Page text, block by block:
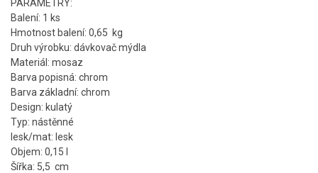
PARAMETRY:
Balení: 1 ks
Hmotnost balení: 0,65 kg
Druh výrobku: dávkovač mýdla
Materiál: mosaz
Barva popisná: chrom
Barva základní: chrom
Design: kulatý
Typ: nástěnné
lesk/mat: lesk
Objem: 0,15 l
Šířka: 5,5 cm